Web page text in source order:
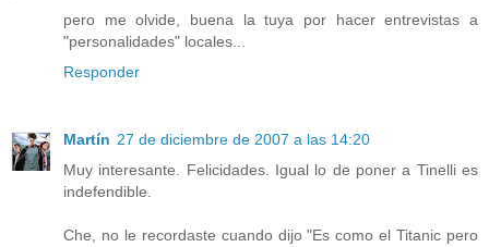
pero me olvide, buena la tuya por hacer entrevistas a
"personalidades" locales...
Responder
Martín 27 de diciembre de 2007 a las 14:20
Muy interesante. Felicidades. Igual lo de poner a Tinelli es
indefendible.
Che, no le recordaste cuando dijo "Es como el Titanic pero